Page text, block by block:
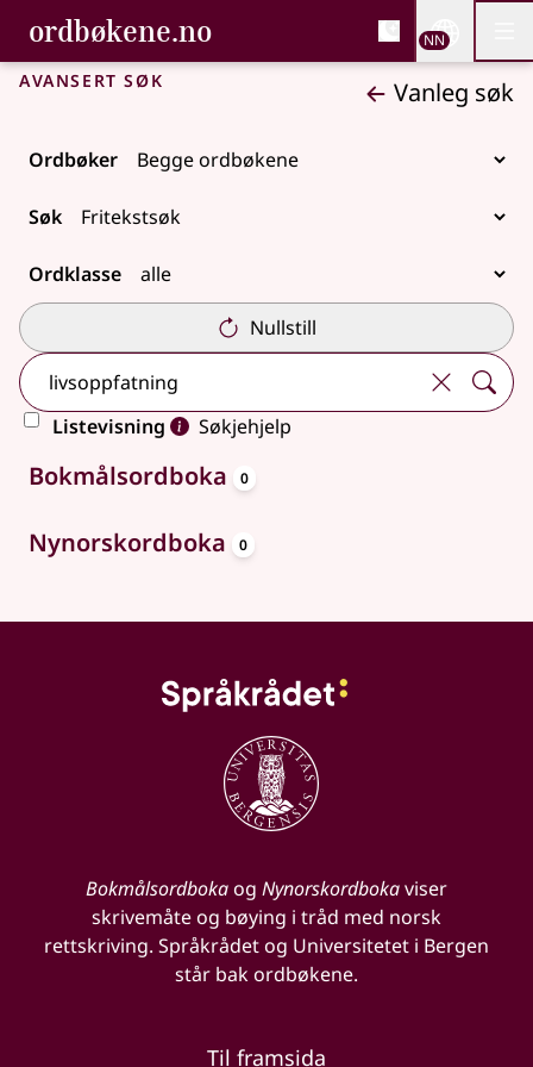
Gå til hovudinnhald
Tilgjenge
ordbøkene.no, Bokmålsordboka og
Bokmålsordboka og Nynorskordboka
NN
Avansert søk Vanleg søk
Ordbøker
Søk
Ordklasse
Nullstill
Listevisning
Søkjehjelp
Ingen treff
Bokmålsordboka 0
Nynorskordboka 0
Bokmålsordbokaog Nynorskordbokaviser
skrivemåte og bøying i tråd med norsk
rettskriving. Språkrådet og Universitetet i Bergen
står bak ordbøkene.
Til framsida